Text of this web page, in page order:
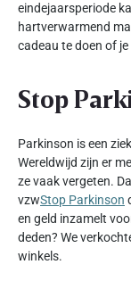
eindejaarsperiode
hartverwarmend
cadeau te doen of
Stop
Parkinson is een
Wereldwijd zijn er
ze vaak vergeten.
vzwStop Parkinson
en geld inzamelt
deden? We
winkels.